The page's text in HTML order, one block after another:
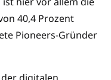
40,4 Prozent
Pioneers-Gründer